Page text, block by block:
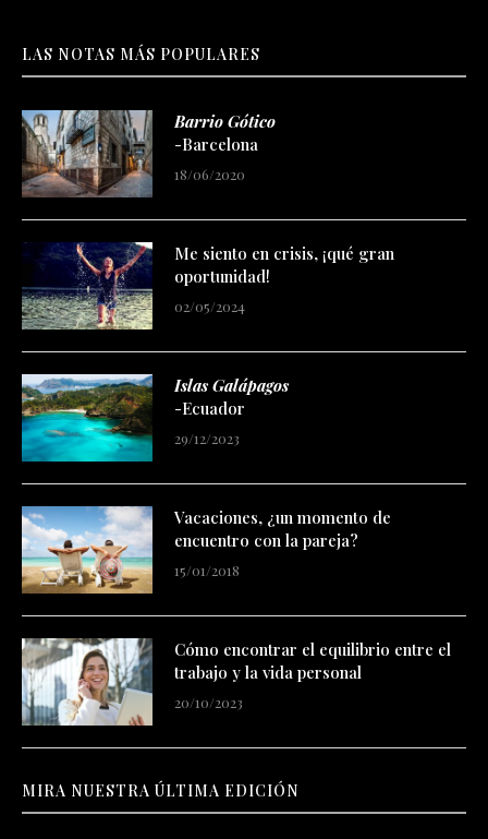
LAS NOTAS MÁS POPULARES
Barrio Gótico
-Barcelona
18/06/2020
Me siento en crisis, ¡qué gran
oportunidad!
02/05/2024
Islas Galápagos
-Ecuador
29/12/2023
Vacaciones, ¿un momento de
encuentro con la pareja?
15/01/2018
Cómo encontrar el equilibrio entre el
trabajo y la vida personal
20/10/2023
MIRA NUESTRA ÚLTIMA EDICIÓN